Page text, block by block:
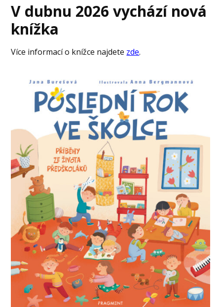
V dubnu 2026 vychází nová
knížka
Více informací o knížce najdete zde.